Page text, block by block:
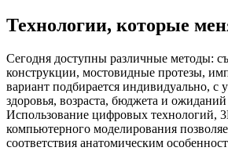
Технологии, которые
Сегодня доступны различные методы:
конструкции, мостовидные протезы,
вариант подбирается индивидуально, с
здоровья, возраста, бюджета и
Использование цифровых технологий,
компьютерного моделирования
соответствия анатомическим